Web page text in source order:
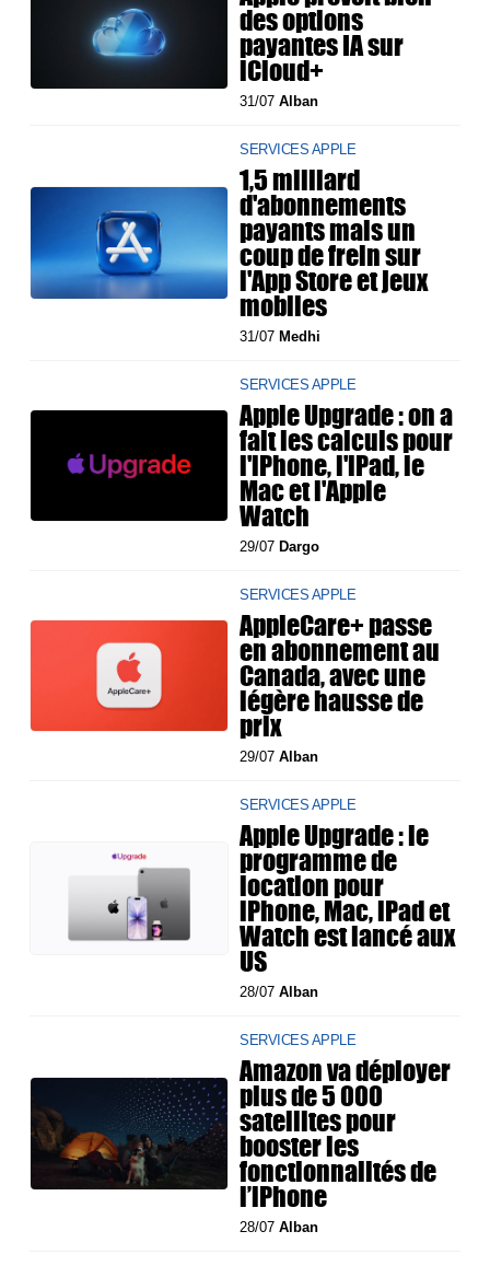
des options
payantes IA sur
iCloud+
31/07Alban
SERVICES APPLE
1,5 milliard
d'abonnements
payants mais un
coup de frein sur
l'App Store et jeux
mobiles
31/07 Medhi
SERVICES APPLE
Apple Upgrade : on a
fait les calculs pour
l'iPhone, l'iPad, le
Mac et l'Apple
Watch
29/07 Dargo
SERVICES APPLE
AppleCare+ passe
en abonnement au
Canada, avec une
légère hausse de
prix
29/07Alban
SERVICES APPLE
Apple Upgrade : le
programme de
location pour
iPhone, Mac, iPad et
Watch est lancé aux
US
28/07Alban
SERVICES APPLE
Amazon va déployer
plus de 5 000
satellites pour
booster les
fonctionnalités de
l’iPhone
28/07Alban